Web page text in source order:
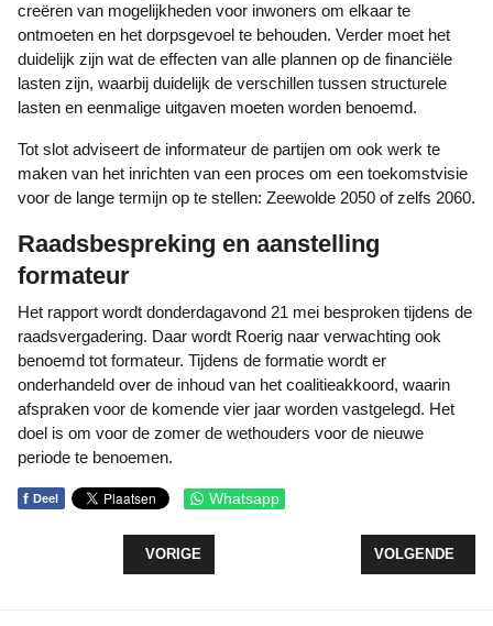
creëren van mogelijkheden voor inwoners om elkaar te
ontmoeten en het dorpsgevoel te behouden. Verder moet het
duidelijk zijn wat de effecten van alle plannen op de financiële
lasten zijn, waarbij duidelijk de verschillen tussen structurele
lasten en eenmalige uitgaven moeten worden benoemd.
Tot slot adviseert de informateur de partijen om ook werk te
maken van het inrichten van een proces om een toekomstvisie
voor de lange termijn op te stellen: Zeewolde 2050 of zelfs 2060.
Raadsbespreking en aanstelling
formateur
Het rapport wordt donderdagavond 21 mei besproken tijdens de
raadsvergadering. Daar wordt Roerig naar verwachting ook
benoemd tot formateur. Tijdens de formatie wordt er
onderhandeld over de inhoud van het coalitieakkoord, waarin
afspraken voor de komende vier jaar worden vastgelegd. Het
doel is om voor de zomer de wethouders voor de nieuwe
periode te benoemen.
f Deel Whatsapp
VORIG ARTIKEL: GEMENGDE GEVOELENS OVER
VORIGE VOLGENDE
VOLGENDE